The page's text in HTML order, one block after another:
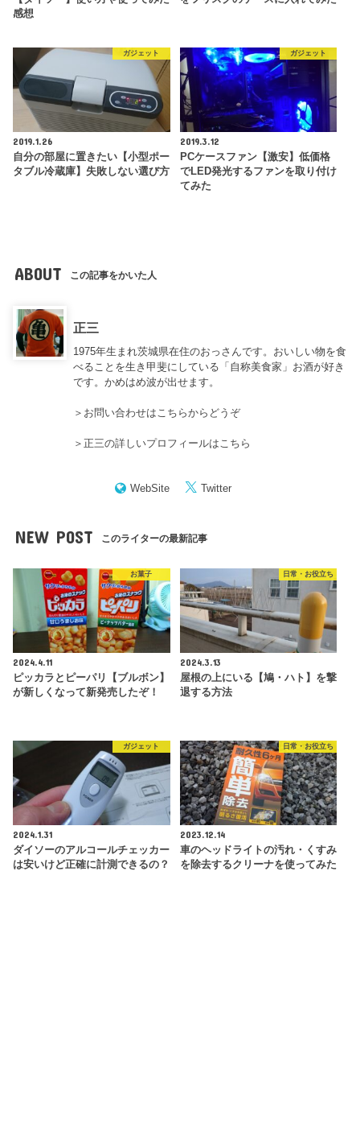
感想
ガジェット
2019.1.26
自分の部屋に置きたい【小型ポー
タブル冷蔵庫】失敗しない選び方
ガジェット
2019.3.12
PCケースファン【激安】低価格
でLED発光するファンを取り付け
てみた
ABOUT この記事をかいた人
正三
1975年生まれ茨城県在住のおっさんです。おいしい物を食
べることを生き甲斐にしている「自称美食家」お酒が好き
です。かめはめ波が出せます。
＞ お問い合わせはこちらからどうぞ
＞正三の詳しいプロフィールはこちら
WebSite Twitter
NEW POST このライターの最新記事
お菓子
2024.4.11
ピッカラとピーパリ【ブルボン】
が新しくなって新発売したぞ！
日常・お役立ち
2024.3.13
屋根の上にいる【鳩・ハト】を撃
退する方法
ガジェット
2024.1.31
ダイソーのアルコールチェッカー
は安いけど正確に計測できるの？
日常・お役立ち
2023.12.14
車のヘッドライトの汚れ・くすみ
を除去するクリーナを使ってみた